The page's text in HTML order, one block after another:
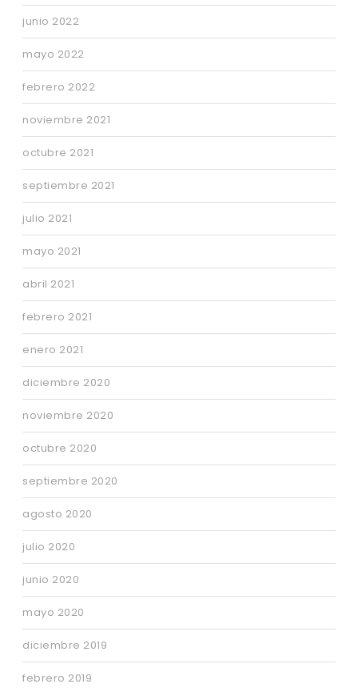
junio 2022
mayo 2022
febrero 2022
noviembre 2021
octubre 2021
septiembre 2021
julio 2021
mayo 2021
abril 2021
febrero 2021
enero 2021
diciembre 2020
noviembre 2020
octubre 2020
septiembre 2020
agosto 2020
julio 2020
junio 2020
mayo 2020
diciembre 2019
febrero 2019